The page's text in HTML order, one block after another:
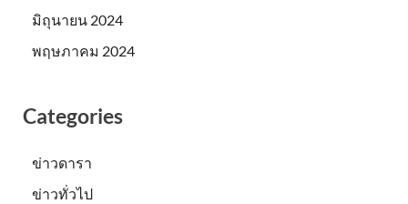
มิถุนายน 2024
พฤษภาคม 2024
Categories
ข่าวดารา
ข่าวทั่วไป